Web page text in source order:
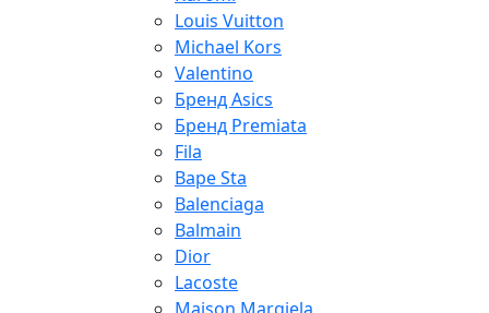
Louis Vuitton
Michael Kors
Valentino
Бренд Asics
Бренд Premiata
Fila
Bape Sta
Balenciaga
Balmain
Dior
Lacoste